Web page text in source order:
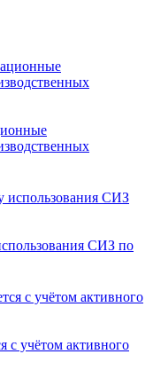
СИЗ по
с учётом активного